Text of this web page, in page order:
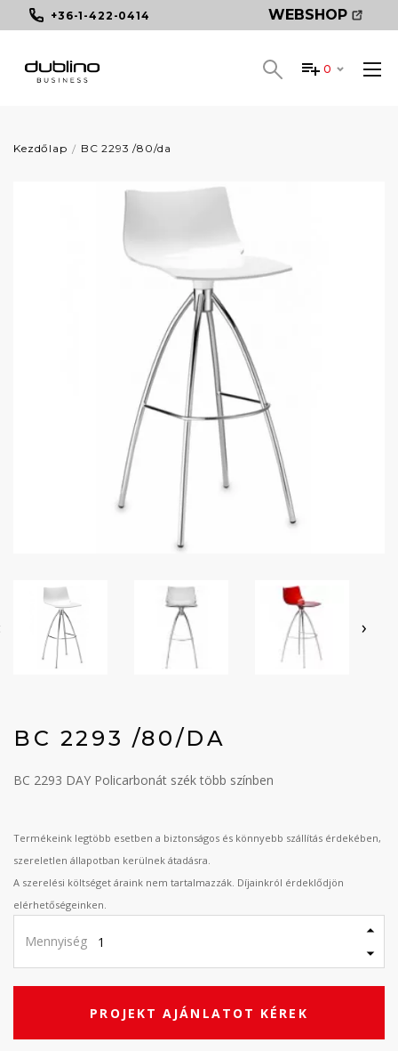
+36-1-422-0414 WEBSHOP
0
Kezdőlap BC 2293 /80/da
›
BC 2293 /80/DA
BC 2293 DAY Policarbonát szék több színben
Termékeink legtöbb esetben a biztonságos és könnyebb szállítás érdekében,
szereletlen állapotban kerülnek átadásra.
A szerelési költséget áraink nem tartalmazzák. Díjainkról érdeklődjön
elérhetőségeinken.
Mennyiség
PROJEKT AJÁNLATOT KÉREK